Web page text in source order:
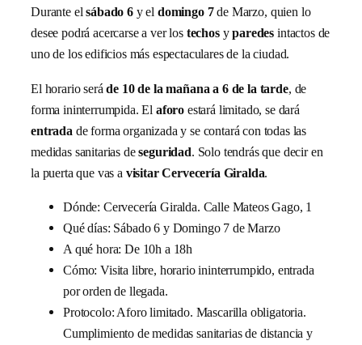
Durante elsábado 6y el domingo 7de Marzo, quien lo
desee podrá acercarse a ver los techos yparedesintactos de
uno de los edificios más espectaculares de la ciudad.
El horario seráde 10 de la mañana a 6 de la tarde, de
forma ininterrumpida. El aforo estará limitado, se dará
entrada de forma organizada y se contará con todas las
medidas sanitarias deseguridad. Solo tendrás que decir en
la puerta que vas a visitar Cervecería Giralda.
Dónde: Cervecería Giralda. Calle Mateos Gago, 1
Qué días: Sábado 6 y Domingo 7 de Marzo
A qué hora: De 10h a 18h
Cómo: Visita libre, horario ininterrumpido, entrada
por orden de llegada.
Protocolo: Aforo limitado. Mascarilla obligatoria.
Cumplimiento de medidas sanitarias de distancia y